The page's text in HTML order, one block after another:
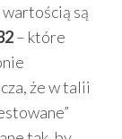
wartością są
– które
że w talii